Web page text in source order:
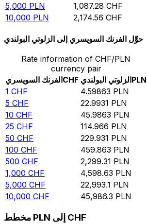
5,000 PLN 1,087.28 CHF
10,000 PLN 2,174.56 CHF
حوِّل الفرنك السويسري إلى الزلوتي البولندي
Rate information of CHF/PLN
currency pair
الفرنك السويسريCHF الزلوتي البولنديPLN
1 CHF 4.59863 PLN
5 CHF 22.9931 PLN
10 CHF 45.9863 PLN
25 CHF 114.966 PLN
50 CHF 229.931 PLN
100 CHF 459.863 PLN
500 CHF 2,299.31 PLN
1,000 CHF 4,598.63 PLN
5,000 CHF 22,993.1 PLN
10,000 CHF 45,986.3 PLN
مخطط PLN إلى CHF